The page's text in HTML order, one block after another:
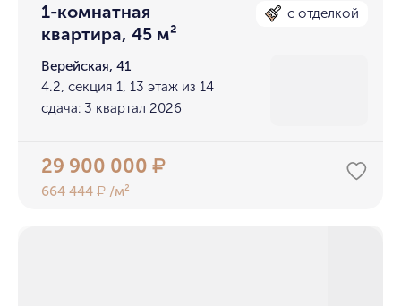
1-комнатная
квартира, 45 м²
с отделкой
Верейская, 41
4.2, секция 1, 13 этаж из 14
сдача: 3 квартал 2026
29 900 000₽
664 444₽ /м²